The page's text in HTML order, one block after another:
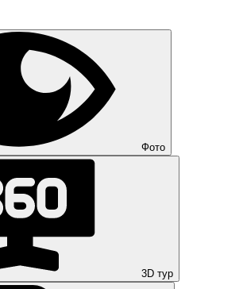
Фото
3D тур